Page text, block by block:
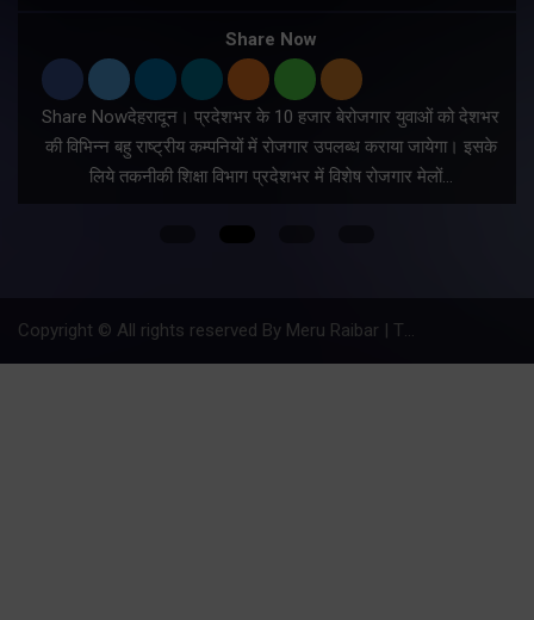
Share Now
Share Nowदेहरादून। प्रदेशभर के 10 हजार बेरोजगार युवाओं को देशभर
की विभिन्न बहु राष्ट्रीय कम्पनियों में रोजगार उपलब्ध कराया जायेगा। इसके
लिये तकनीकी शिक्षा विभाग प्रदेशभर में विशेष रोजगार मेलों…
Copyright © All rights reserved By Meru Raibar | Theme by